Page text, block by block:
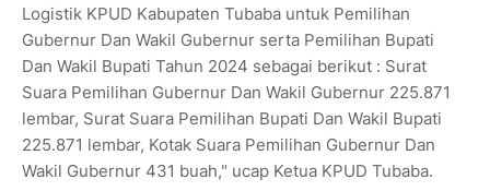
Logistik KPUD Kabupaten Tubaba untuk Pemilihan
Gubernur Dan Wakil Gubernur serta Pemilihan Bupati
Dan Wakil Bupati Tahun 2024 sebagai berikut : Surat
Suara Pemilihan Gubernur Dan Wakil Gubernur 225.871
lembar, Surat Suara Pemilihan Bupati Dan Wakil Bupati
225.871 lembar, Kotak Suara Pemilihan Gubernur Dan
Wakil Gubernur 431 buah," ucap Ketua KPUD Tubaba.